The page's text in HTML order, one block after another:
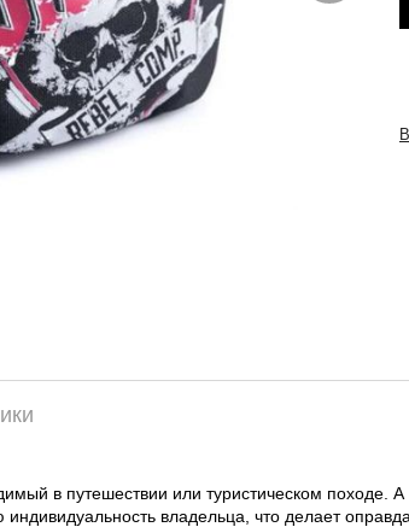
в путешествии или туристическом походе.
владельца, что делает